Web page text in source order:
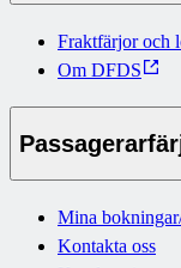
Fraktfärjor och
Om DFDS
Mina
Kontakta oss